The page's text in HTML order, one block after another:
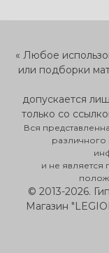
« Любое
или подборки
допускается
только со
Вся
различного
и не
© 2013-2026.
Магазин